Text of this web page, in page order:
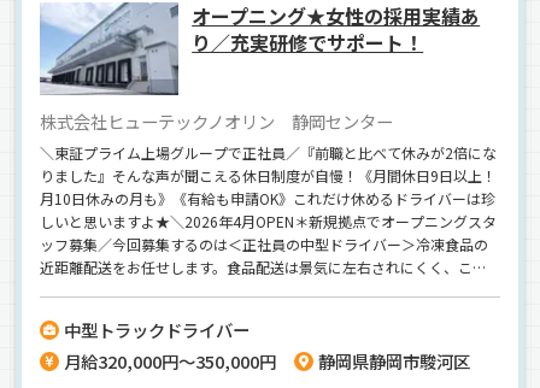
オープニング★女性の採用実績あ
り／充実研修でサポート！
株式会社ヒューテックノオリン 静岡センター
＼東証プライム上場グループで正社員／『前職と比べて休みが2倍にな
りました』そんな声が聞こえる休日制度が自慢！《月間休日9日以上！
月10日休みの月も》《有給も申請OK》これだけ休めるドライバーは珍
しいと思いますよ★＼2026年4月OPEN＊新規拠点でオープニングスタ
ッフ募集／今回募集するのは＜正社員の中型ドライバー＞冷凍食品の
近距離配送をお任せします。食品配送は景気に左右されにくく、ここ
ップも大歓迎→資格支援あり！スキルアップが叶うので、腰を据えて
働けます。
中型トラックドライバー
月給320,000円～350,000円
静岡県静岡市駿河区